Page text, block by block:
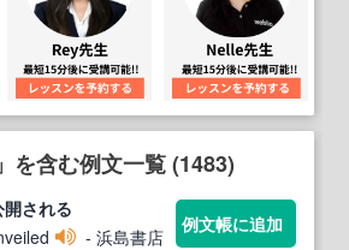
を含む例文一覧 (1483)
開される
- 浜島書店
例文帳に追加